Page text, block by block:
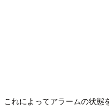
これによってアラームの状態